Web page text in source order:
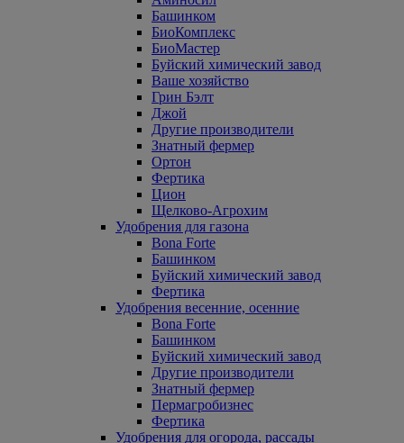
Башинком
БиоКомплекс
БиоМастер
Буйский химический завод
Ваше хозяйство
Грин Бэлт
Джой
Другие производители
Знатный фермер
Ортон
Фертика
Цион
Щелково-Агрохим
Удобрения для газона
Bona Forte
Башинком
Буйский химический завод
Фертика
Удобрения весенние, осенние
Bona Forte
Башинком
Буйский химический завод
Другие производители
Знатный фермер
Пермагробизнес
Фертика
Удобрения для огорода, рассады